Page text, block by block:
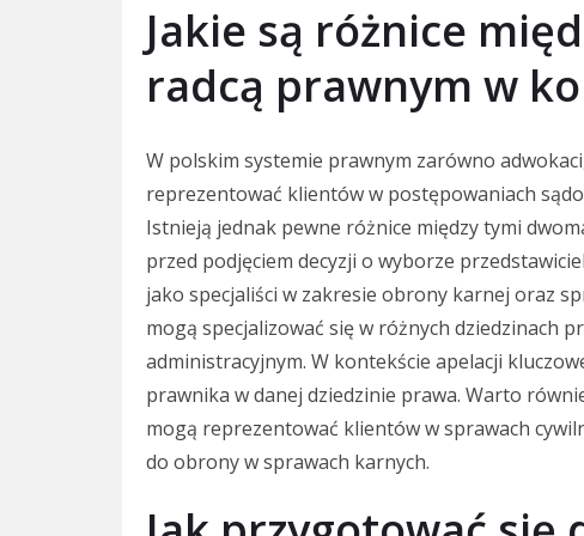
Jakie są różnice
radcą prawnym w
W polskim systemie prawnym zarówno
reprezentować klientów w postępowaniach
Istnieją jednak pewne różnice między tymi
przed podjęciem decyzji o wyborze
jako specjaliści w zakresie obrony karnej oraz
mogą specjalizować się w różnych dziedzinach
administracyjnym. W kontekście apelacji
prawnika w danej dziedzinie prawa. Warto
mogą reprezentować klientów w sprawach
do obrony w sprawach karnych.